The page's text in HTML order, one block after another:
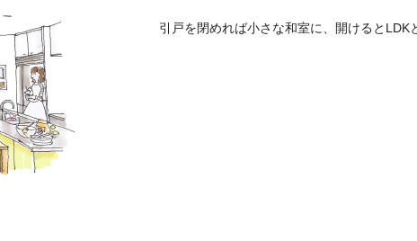
引戸を閉めれば小さな和室に、開けるとLDK